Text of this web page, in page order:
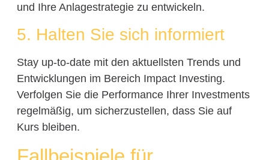
und Ihre Anlagestrategie zu entwickeln.
5. Halten Sie sich informiert
Stay up-to-date mit den aktuellsten Trends und
Entwicklungen im Bereich Impact Investing.
Verfolgen Sie die Performance Ihrer Investments
regelmäßig, um sicherzustellen, dass Sie auf
Kurs bleiben.